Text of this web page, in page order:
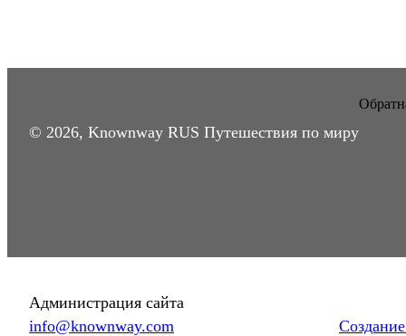
© 2026, Knownway RUS Путешествия по миру
Администрация сайта
info@knownway.com